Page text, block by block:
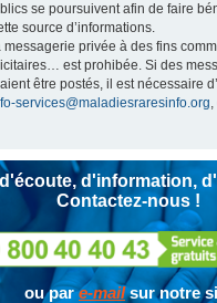
se poursuivent afin de faire
source d’informations.
messagerie privée à des fins
est prohibée. Si des
être postés, il est nécessaire
services@maladiesraresinfo.org
d'information,
Contactez-nous !
ou pare-mailsur notre